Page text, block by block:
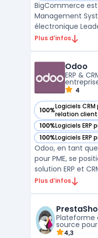
BigCommerce
Management
électronique
milliers de
votre boutique et
ligne, des biens
Plus d’infos
Odoo
ERP &
4
100%Logiciels
relation client
— voir Odoo dans
100%Logiciels ERP
— voir Odoo dans
100%Logiciels
— voir Odoo dans
Odoo, en tant
pour PME, se
solution ERP et
adaptée aux
communauté de
source, offre une
Plus d’infos
source
4,3